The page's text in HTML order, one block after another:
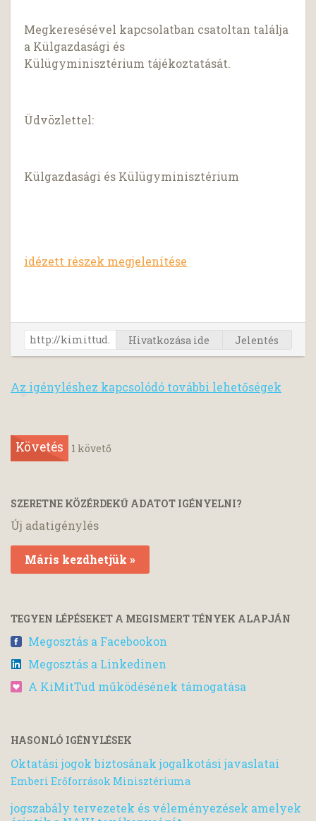
Megkeresésével kapcsolatban csatoltan találja
a Külgazdasági és
Külügyminisztérium tájékoztatását.
Üdvözlettel:
Külgazdasági és Külügyminisztérium
idézett részek megjelenítése
Hivatkozása ide Jelentés
Az igényléshez kapcsolódó további lehetőségek
Követés 1 követő
SZERETNE KÖZÉRDEKŰ ADATOT IGÉNYELNI?
Új adatigénylés
Máris kezdhetjük »
TEGYEN LÉPÉSEKET A MEGISMERT TÉNYEK ALAPJÁN
Megosztás a Facebookon
Megosztás a Linkedinen
A KiMitTud működésének támogatása
HASONLÓ IGÉNYLÉSEK
Oktatási jogok biztosának jogalkotási javaslatai
Emberi Erőforrások Minisztériuma
jogszabály tervezetek és véleményezések amelyek